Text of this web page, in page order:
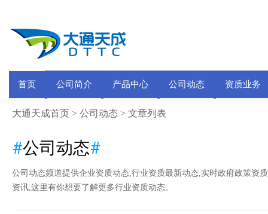
首页 公司简介 产品中心 公司动态 资质业务
大通天成首页 > 公司动态 > 文章列表
#公司动态#
公司动态频道提供企业资质动态,行业资质最新动态,实时政府政策资
资讯,这里有你想要了解更多行业资质动态。